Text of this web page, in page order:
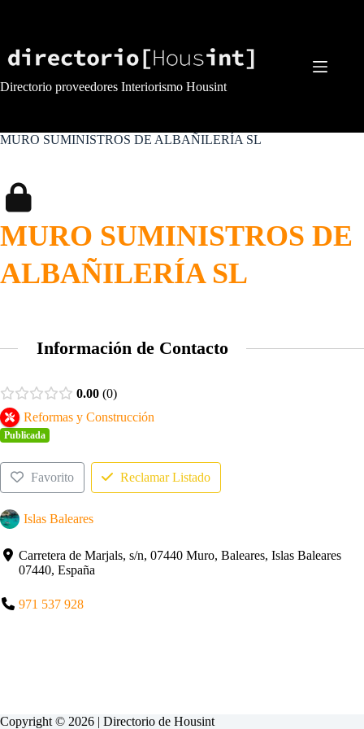
Directorio proveedores Interiorismo Housint
MURO SUMINISTROS DE ALBAÑILERÍA SL
MURO SUMINISTROS DE
ALBAÑILERÍA SL
Información de Contacto
0.00 0
Reformas y Construcción
Publicada
Favorito Reclamar Listado
Islas Baleares
Carretera de Marjals, s/n, 07440 Muro, Baleares, Islas Baleares
07440, España
971 537 928
Copyright © 2026 | Directorio de Housint